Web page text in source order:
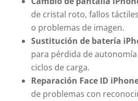
de cristal roto, fallos
o problemas de imagen.
Sustitución de batería
para pérdida de
ciclos de carga.
Reparación Face ID
de problemas con